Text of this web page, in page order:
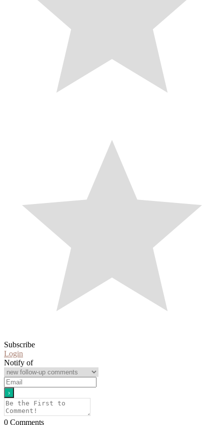
Subscribe
Login
Notify of
0 Comments